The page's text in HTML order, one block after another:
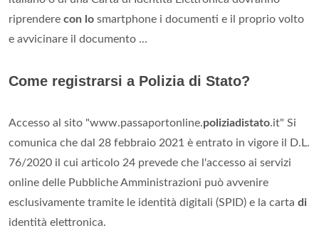
riprendere con lo smartphone i documenti e il proprio volto
e avvicinare il documento ...
Come registrarsi a Polizia di Stato?
Accesso al sito "www.passaportonline.poliziadistato.it" Si
comunica che dal 28 febbraio 2021 è entrato in vigore il D.L.
76/2020 il cui articolo 24 prevede che l'accesso ai servizi
online delle Pubbliche Amministrazioni può avvenire
esclusivamente tramite le identità digitali (SPID) e la carta di
identità elettronica.